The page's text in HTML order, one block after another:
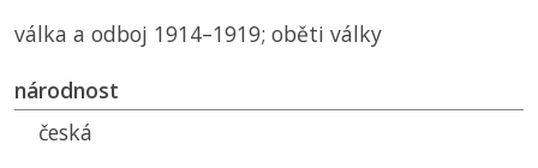
válka a odboj 1914–1919; oběti války
národnost
česká